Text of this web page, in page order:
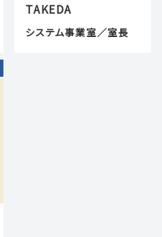
TAKEDA
システム事業室／室長